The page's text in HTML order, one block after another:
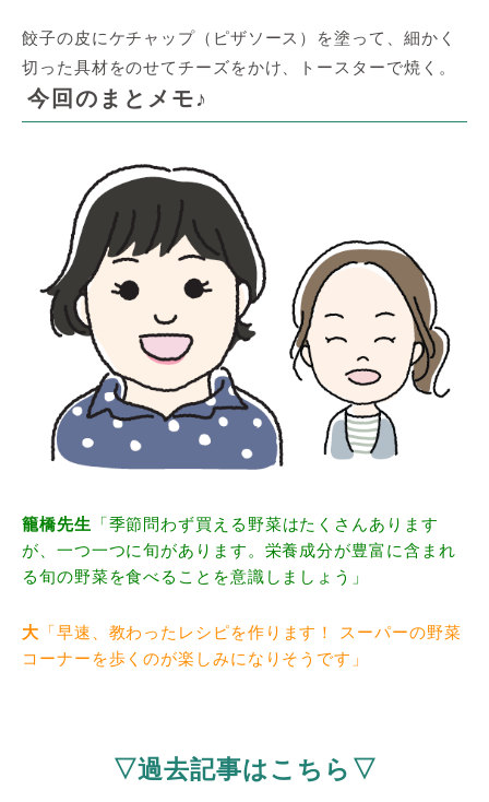
餃子の皮にケチャップ（ピザソース）を塗って、細かく
切った具材をのせてチーズをかけ、トースターで焼く。
今回のまとメモ♪
籠橋先生 「季節問わず買える野菜はたくさんあります
が、一つ一つに旬があります。栄養成分が豊富に含まれ
る旬の野菜を食べることを意識しましょう」
大 「早速、教わったレシピを作ります！ スーパーの野菜
コーナーを歩くのが楽しみになりそうです」
▽過去記事はこちら▽